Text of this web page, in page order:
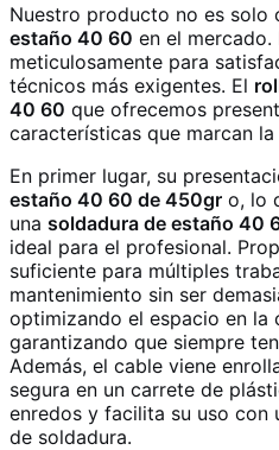
Nuestro producto no es solo
estaño 40 60 en el mercado.
meticulosamente para
técnicos más exigentes. El
40 60 que ofrecemos
características que marcan
En primer lugar, su
estaño 40 60 de 450gr o, lo
una soldadura de estaño 40
ideal para el profesional.
suficiente para múltiples
mantenimiento sin ser
optimizando el espacio en la
garantizando que siempre
Además, el cable viene
segura en un carrete de
enredos y facilita su uso con
de soldadura.